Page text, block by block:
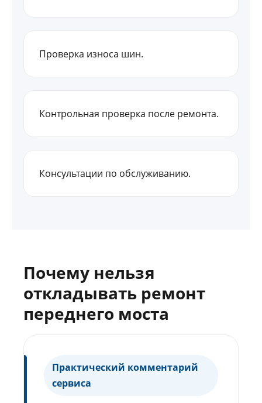
Проверка износа шин.
Контрольная проверка после ремонта.
Консультации по обслуживанию.
Почему нельзя
откладывать ремонт
переднего моста
Практический комментарий
сервиса